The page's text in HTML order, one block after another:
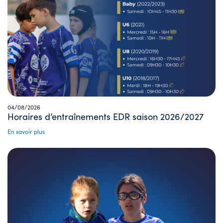
04/08/2026
Horaires d’entraînements EDR saison 2026/2027
En savoir plus